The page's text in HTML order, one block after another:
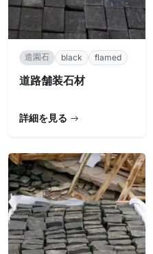
造園石 black flamed
道路舗装石材
詳細を見る